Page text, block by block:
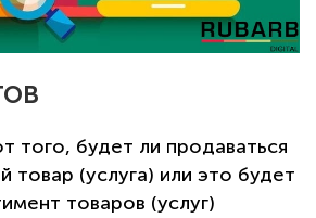
того, будет ли продаваться
товар (услуга) или это будет
товаров (услуг)